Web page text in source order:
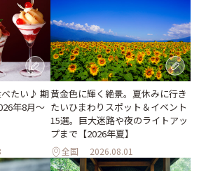
べたい♪ 期
年8月～
黄金色に輝く絶景。夏休みに行き
たいひまわりスポット＆イベント
15選。巨大迷路や夜のライトアッ
プまで【2026年夏】
全国 2026.08.01